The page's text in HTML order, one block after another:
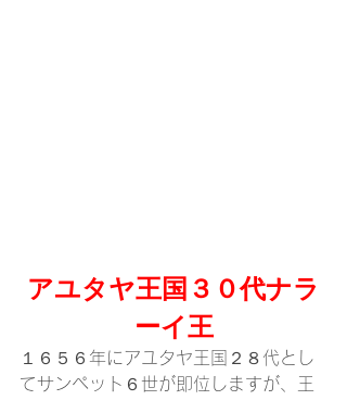
アユタヤ王国３０代ナラ
ーイ王
１６５６年にアユタヤ王国２８代とし
てサンペット６世が即位しますが、王